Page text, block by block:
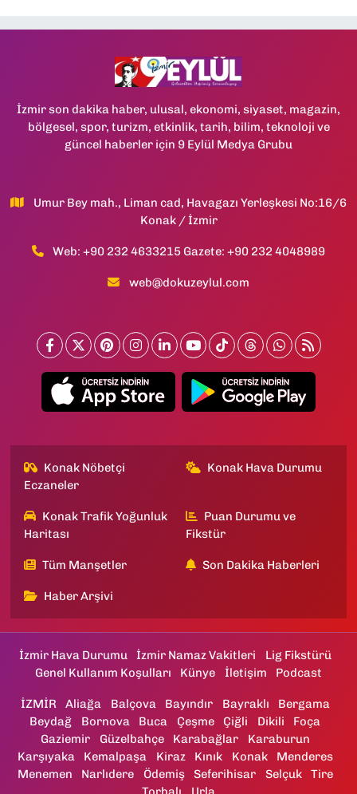
İzmir son dakika haber, ulusal, ekonomi, siyaset, magazin,
bölgesel, spor, turizm, etkinlik, tarih, bilim, teknoloji ve
güncel haberler için 9 Eylül Medya Grubu
Umur Bey mah., Liman cad, Havagazı Yerleşkesi No:16/6
Konak / İzmir
Web: +90 232 4633215 Gazete: +90 232 4048989
web@dokuzeylul.com
Konak Nöbetçi
Eczaneler
Konak Hava Durumu
Konak Trafik Yoğunluk
Haritası
Puan Durumu ve
Fikstür
Tüm Manşetler Son Dakika Haberleri
Haber Arşivi
İzmir Hava Durumu İzmir Namaz Vakitleri
Lig Fikstürü
Genel Kullanım Koşulları
Künye İletişim Podcast
İZMİR Aliağa Balçova Bayındır Bayraklı
Bergama
Beydağ
Bornova Buca Çeşme Çiğli Dikili
Foça
Gaziemir
Güzelbahçe Karabağlar
Karaburun
Karşıyaka
Kemalpaşa Kiraz Kınık Konak
Menderes
Menemen
Narlıdere Ödemiş Seferihisar Selçuk
Tire